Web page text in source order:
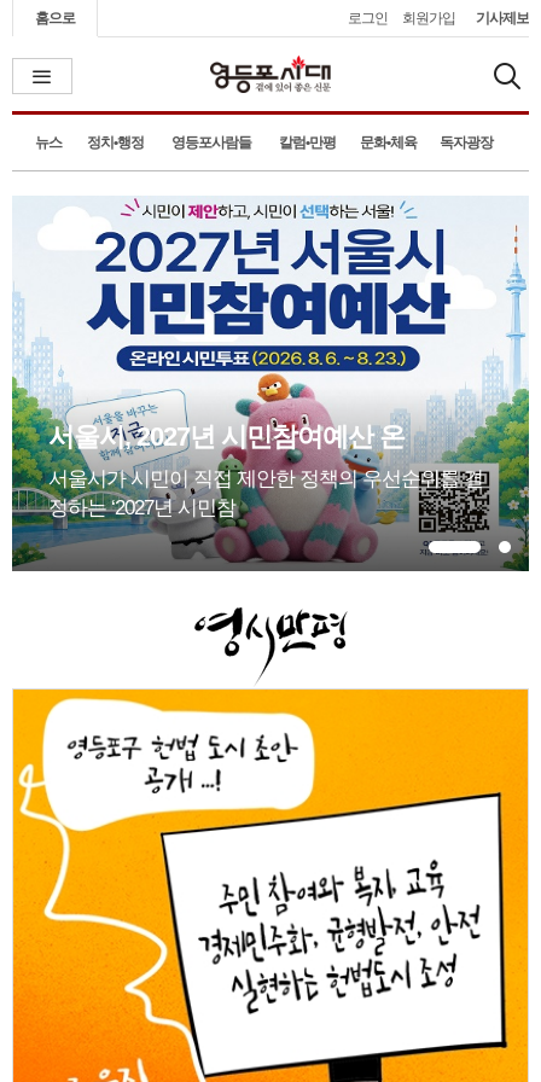
홈으로 로그인 회원가입 기사제보
뉴스 정치•행정 영등포사람들 칼럼•만평 문화•체육 독자광장
서울시, 2027년 시민참여예산 온
서울시가 시민이 직접 제안한 정책의 우선순위를 결
정하는 ‘2027년 시민참